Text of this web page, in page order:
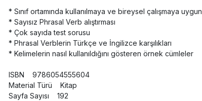
* Sınıf ortamında kullanılmaya ve bireysel çalışmaya uygun
* Sayısız Phrasal Verb alıştırması
* Çok sayıda test sorusu
* Phrasal Verblerin Türkçe ve İngilizce karşılıkları
* Kelimelerin nasıl kullanıldığını gösteren örnek cümleler
ISBN 9786054555604
Material Türü Kitap
Sayfa Sayısı 192